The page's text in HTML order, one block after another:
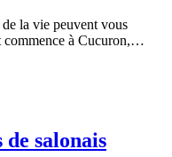
la vie peuvent vous
à Cucuron,…
salonais